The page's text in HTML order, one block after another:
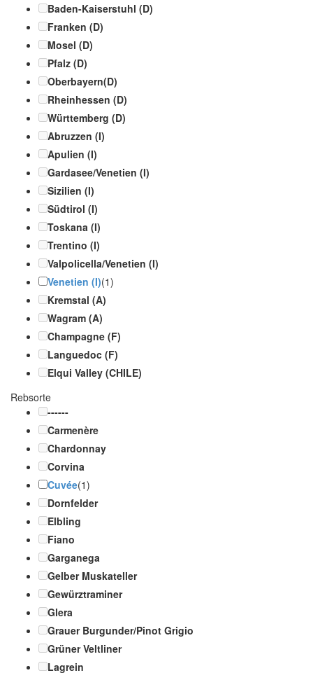
Baden-Kaiserstuhl (D)
Franken (D)
Mosel (D)
Pfalz (D)
Oberbayern(D)
Rheinhessen (D)
Württemberg (D)
Abruzzen (I)
Apulien (I)
Gardasee/Venetien (I)
Sizilien (I)
Südtirol (I)
Toskana (I)
Trentino (I)
Valpolicella/Venetien (I)
Venetien (I)(1)
Kremstal (A)
Wagram (A)
Champagne (F)
Languedoc (F)
Elqui Valley (CHILE)
Rebsorte
------
Carmenère
Chardonnay
Corvina
Cuvée(1)
Dornfelder
Elbling
Fiano
Garganega
Gelber Muskateller
Gewürztraminer
Glera
Grauer Burgunder/Pinot Grigio
Grüner Veltliner
Lagrein